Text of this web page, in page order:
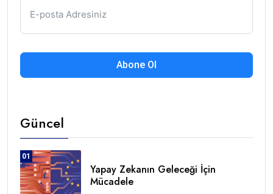
Abone Ol
Güncel
01
Yapay Zekanın Geleceği İçin
Mücadele